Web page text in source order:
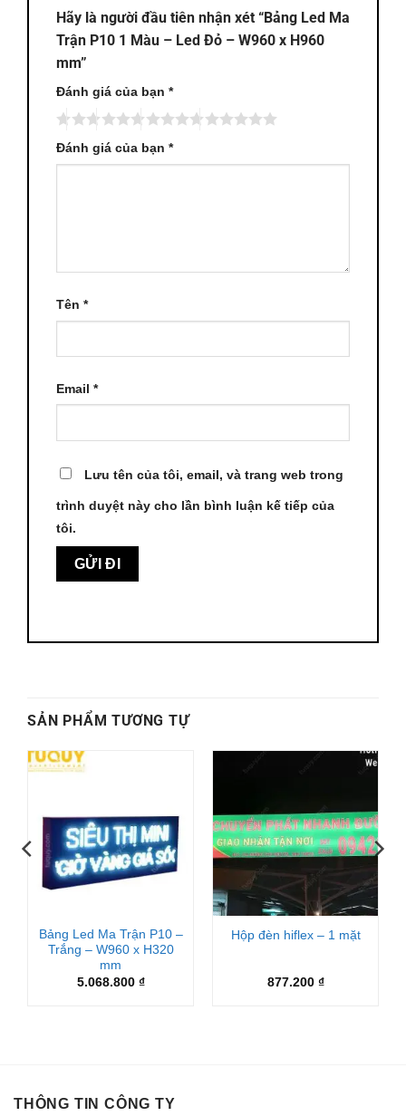
Hãy là người đầu tiên nhận xét “Bảng Led Ma
Trận P10 1 Màu – Led Đỏ – W960 x H960
mm”
Đánh giá của bạn *
Đánh giá của bạn *
Tên *
Email *
Lưu tên của tôi, email, và trang web trong
trình duyệt này cho lần bình luận kế tiếp của
tôi.
SẢN PHẨM TƯƠNG TỰ
Bảng Led Ma Trận P10 –
Trắng – W960 x H320
mm
5.068.800 ₫
Hộp đèn hiflex – 1 mặt
877.200 ₫
THÔNG TIN CÔNG TY